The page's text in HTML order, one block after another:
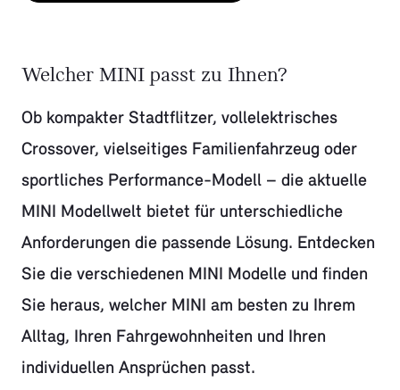
Welcher MINI passt zu Ihnen?
Ob kompakter Stadtflitzer, vollelektrisches
Crossover, vielseitiges Familienfahrzeug oder
sportliches Performance-Modell – die aktuelle
MINI Modellwelt bietet für unterschiedliche
Anforderungen die passende Lösung. Entdecken
Sie die verschiedenen MINI Modelle und finden
Sie heraus, welcher MINI am besten zu Ihrem
Alltag, Ihren Fahrgewohnheiten und Ihren
individuellen Ansprüchen passt.